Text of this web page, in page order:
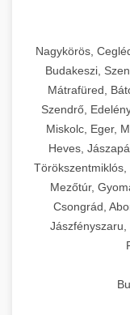
Nagykörös,
Budakeszi,
Mátrafüred,
Szendrő,
Miskolc, Eger,
Heves,
Törökszentmiklós,
Mezőtúr,
Csongrád,
Jászfényszaru,